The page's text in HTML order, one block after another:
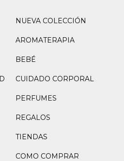
NUEVA COLECCIÓN
AROMATERAPIA
BEBÉ
CUIDADO CORPORAL
PERFUMES
REGALOS
TIENDAS
COMO COMPRAR